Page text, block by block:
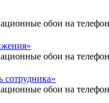
сотрудника»